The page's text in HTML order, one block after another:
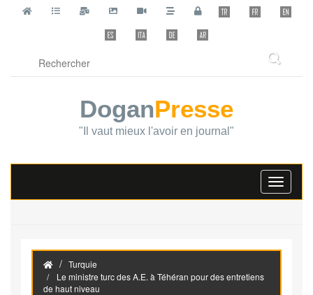
DoganPresse
"Il vaut mieux l'avoir en journal"
Toggle
Turquie
Le ministre turc des A.E. à Téhéran pour des entretiens
de haut niveau